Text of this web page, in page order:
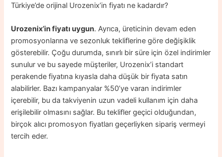
Türkiye’de orijinal Urozenix’in fiyatı ne kadardır?
Urozenix’in fiyatı uygun. Ayrıca, üreticinin devam eden
promosyonlarına ve sezonluk tekliflerine göre değişiklik
gösterebilir. Çoğu durumda, sınırlı bir süre için özel indirimler
sunulur ve bu sayede müşteriler, Urozenix’i standart
perakende fiyatına kıyasla daha düşük bir fiyata satın
alabilirler. Bazı kampanyalar %50’ye varan indirimler
içerebilir, bu da takviyenin uzun vadeli kullanım için daha
erişilebilir olmasını sağlar. Bu teklifler geçici olduğundan,
birçok alıcı promosyon fiyatları geçerliyken sipariş vermeyi
tercih eder.